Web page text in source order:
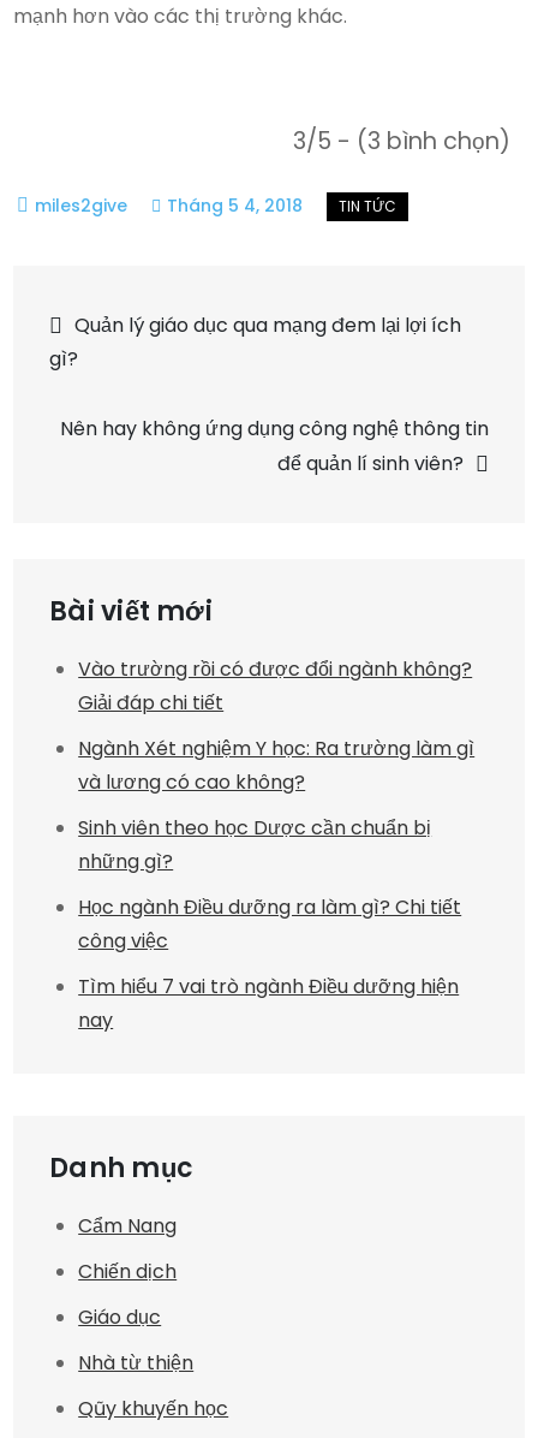
mạnh hơn vào các thị trường khác.
3/5 - (3 bình chọn)
Tháng 5 4, 2018
Điều
hướng
Quản lý giáo dục qua mạng đem lại lợi ích
gì?
Nên hay không ứng dụng công nghệ thông tin
để quản lí sinh viên?
Bài viết mới
Vào trường rồi có được đổi ngành không?
Giải đáp chi tiết
Ngành Xét nghiệm Y học: Ra trường làm gì
và lương có cao không?
Sinh viên theo học Dược cần chuẩn bị
những gì?
Học ngành Điều dưỡng ra làm gì? Chi tiết
công việc
Tìm hiểu 7 vai trò ngành Điều dưỡng hiện
nay
Danh mục
Cẩm Nang
Chiến dịch
Giáo dục
Nhà từ thiện
Qũy khuyến học